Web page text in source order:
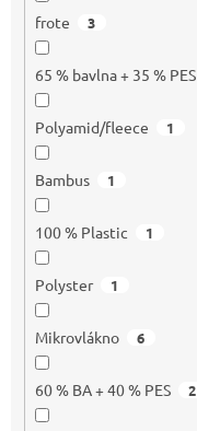
frote 3
65 % bavlna + 35 % PES
Polyamid/fleece 1
Bambus 1
100 % Plastic 1
Polyster 1
Mikrovlákno 6
60 % BA + 40 % PES 2